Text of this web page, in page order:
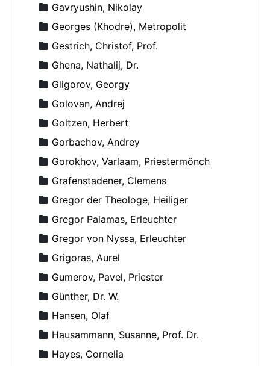
Gavryushin, Nikolay
Georges (Khodre), Metropolit
Gestrich, Christof, Prof.
Ghena, Nathalij, Dr.
Gligorov, Georgy
Golovan, Andrej
Goltzen, Herbert
Gorbachov, Andrey
Gorokhov, Varlaam, Priestermönch
Grafenstadener, Clemens
Gregor der Theologe, Heiliger
Gregor Palamas, Erleuchter
Gregor von Nyssa, Erleuchter
Grigoras, Aurel
Gumerov, Pavel, Priester
Günther, Dr. W.
Hansen, Olaf
Hausammann, Susanne, Prof. Dr.
Hayes, Cornelia